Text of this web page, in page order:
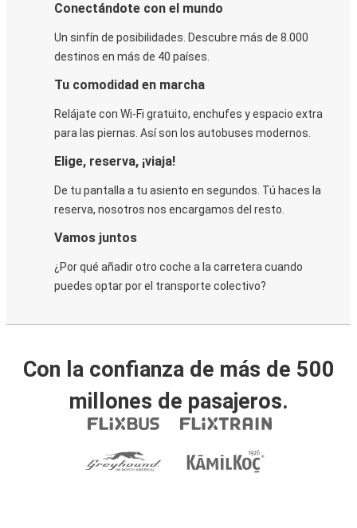
Conectándote con el mundo
Un sinfín de posibilidades. Descubre más de 8.000
destinos en más de 40 países.
Tu comodidad en marcha
Relájate con Wi-Fi gratuito, enchufes y espacio extra
para las piernas. Así son los autobuses modernos.
Elige, reserva, ¡viaja!
De tu pantalla a tu asiento en segundos. Tú haces la
reserva, nosotros nos encargamos del resto.
Vamos juntos
¿Por qué añadir otro coche a la carretera cuando
puedes optar por el transporte colectivo?
Con la confianza de más de 500
millones de pasajeros.